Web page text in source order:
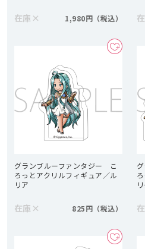
在庫 × 1,980円
グランブルーファンタジー こ
ろっとアクリルフィギュア／ル
リア
在庫 × 825円